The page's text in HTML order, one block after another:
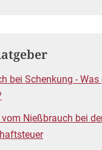
bei Schenkung - Was
Nießbrauch bei